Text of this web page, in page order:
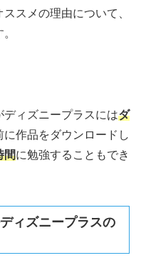
スメの理由について、
ディズニープラスにはダ
作品をダウンロードし
間に勉強することもでき
ィズニープラスの